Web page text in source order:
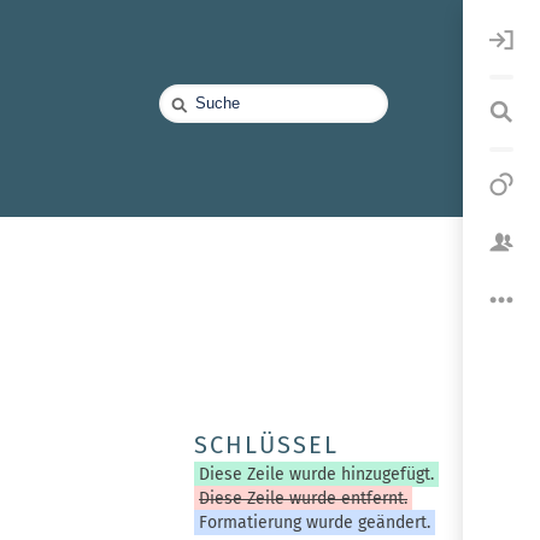
Schnellsuche
SCHLÜSSEL
Diese Zeile wurde hinzugefügt.
Diese Zeile wurde entfernt.
Formatierung wurde geändert.